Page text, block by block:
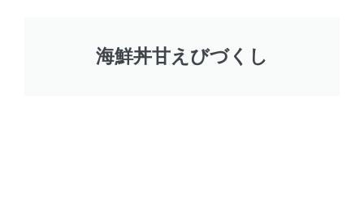
海鮮丼甘えびづくし